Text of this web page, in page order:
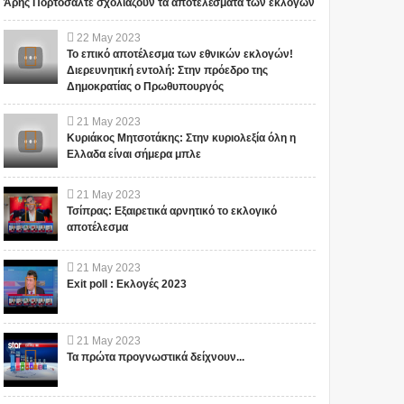
Άρης Πορτοσάλτε σχολιάζουν τα αποτελέσματα των εκλογών
22 May 2023
Το επικό αποτέλεσμα των εθνικών εκλογών!
Διερευνητική εντολή: Στην πρόεδρο της
Δημοκρατίας ο Πρωθυπουργός
21 May 2023
Κυριάκος Μητσοτάκης: Στην κυριολεξία όλη η
Ελλαδα είναι σήμερα μπλε
21 May 2023
Τσίπρας: Εξαιρετικά αρνητικό το εκλογικό
αποτέλεσμα
21 May 2023
Exit poll : Εκλογές 2023
21 May 2023
Τα πρώτα προγνωστικά δείχνουν...